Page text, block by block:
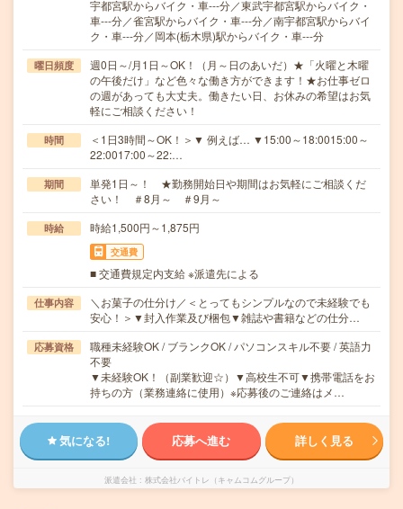
宇都宮駅からバイク・車---分／東武宇都宮駅からバイク・
車---分／雀宮駅からバイク・車---分／南宇都宮駅からバイ
ク・車---分／岡本(栃木県)駅からバイク・車---分
曜日頻度
週0日～/月1日～OK！（月～日のあいだ）★「火曜と木曜
の午後だけ」など色々な働き方ができます！★お仕事ゼロ
の週があっても大丈夫。働きたい日、お休みの希望はお気
軽にご相談ください！
時間
＜1日3時間～OK！＞▼ 例えば… ▼15:00～18:0015:00～
22:0017:00～22:…
期間
単発1日～！ ★勤務開始日や期間はお気軽にご相談くだ
さい！ ＃8月～ ＃9月～
時給 時給1,500円～1,875円
交通費
■ 交通費規定内支給 ※派遣先による
仕事内容
＼お菓子の仕分け／＜とってもシンプルなので未経験でも
安心！＞▼封入作業及び梱包▼雑誌や書籍などの仕分…
応募資格
職種未経験OK / ブランクOK / パソコンスキル不要 / 英語力
不要
▼未経験OK！（副業歓迎☆）▼高校生不可▼携帯電話をお
持ちの方（業務連絡に使用）※応募後のご連絡はメ…
気になる! 応募へ進む 詳しく見る
派遣会社 株式会社バイトレ（キャムコムグループ）